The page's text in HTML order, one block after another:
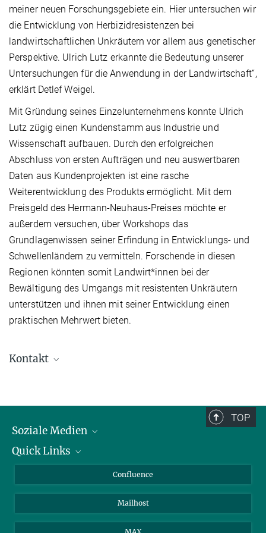
meiner neuen Forschungsgebiete ein. Hier untersuchen wir
die Entwicklung von Herbizidresistenzen bei
landwirtschaftlichen Unkräutern vor allem aus genetischer
Perspektive. Ulrich Lutz erkannte die Bedeutung unserer
Untersuchungen für die Anwendung in der Landwirtschaft“,
erklärt Detlef Weigel.
Mit Gründung seines Einzelunternehmens konnte Ulrich
Lutz zügig einen Kundenstamm aus Industrie und
Wissenschaft aufbauen. Durch den erfolgreichen
Abschluss von ersten Aufträgen und neu auswertbaren
Daten aus Kundenprojekten ist eine rasche
Weiterentwicklung des Produkts ermöglicht. Mit dem
Preisgeld des Hermann-Neuhaus-Preises möchte er
außerdem versuchen, über Workshops das
Grundlagenwissen seiner Erfindung in Entwicklungs- und
Schwellenländern zu vermitteln. Forschende in diesen
Regionen könnten somit Landwirt*innen bei der
Bewältigung des Umgangs mit resistenten Unkräutern
unterstützen und ihnen mit seiner Entwicklung einen
praktischen Mehrwert bieten.
Kontakt
ulrich.lutz@...
TOP
Soziale Medien
LinkedIn
YouTube
Quick Links
Für Journalisten und Journalistinnen
Über Tiere in der Forschung
Ihr Weg zu uns
Confluence
Mailhost